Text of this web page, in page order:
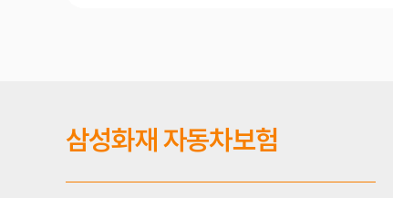
삼성화재 자동차보험